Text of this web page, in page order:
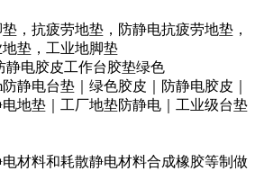
，抗疲劳地垫，防静电抗疲劳地垫，
垫，工业地脚垫
静电胶皮工作台胶垫绿色
静电台垫｜绿色胶皮｜防静电胶皮｜
地垫｜工厂地垫防静电｜工业级台垫
材料和耗散静电材料合成橡胶等制做